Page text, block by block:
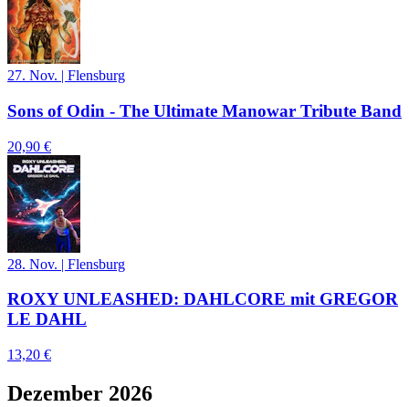
27. Nov. | Flensburg
Sons of Odin - The Ultimate Manowar Tribute Band
20,90 €
28. Nov. | Flensburg
ROXY UNLEASHED: DAHLCORE mit GREGOR
LE DAHL
13,20 €
Dezember 2026